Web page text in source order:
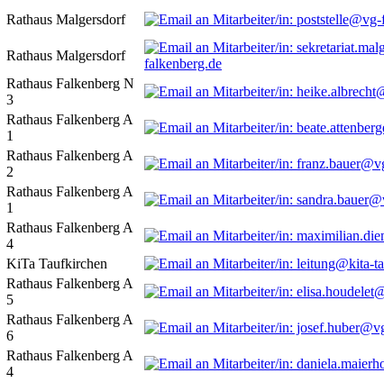
Rathaus Malgersdorf
Rathaus Malgersdorf
falkenberg.de
Rathaus Falkenberg N
3
Rathaus Falkenberg A
1
Rathaus Falkenberg A
2
Rathaus Falkenberg A
1
Rathaus Falkenberg A
4
KiTa Taufkirchen
Rathaus Falkenberg A
5
Rathaus Falkenberg A
6
Rathaus Falkenberg A
4